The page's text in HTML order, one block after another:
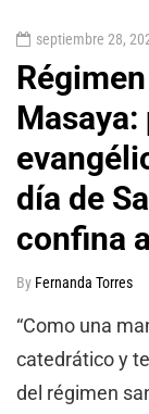
septiembre 28,
día de
confina
By Fernanda Torres
“Como una
catedrático y
del régimen